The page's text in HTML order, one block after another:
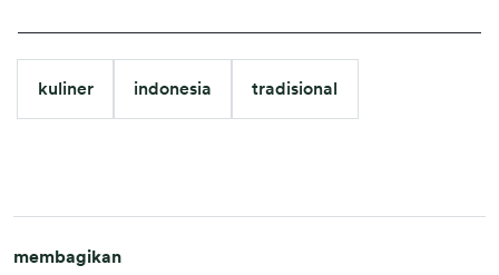
kuliner indonesia tradisional
membagikan